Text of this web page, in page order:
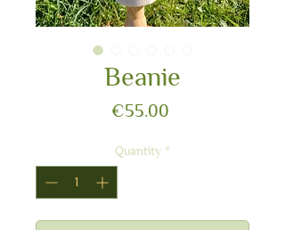
Beanie
€55.00
Quantity *